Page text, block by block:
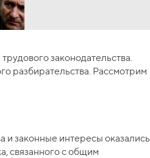
законодательства.
разбирательства. Рассмотрим
и законные интересы оказались
связанного с общим